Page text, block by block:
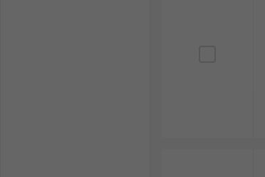
の需要が高まり続けています。適切なケー
ケーブルグランド用RSコン
RSは、日本全国で使用されるケーブルグ
ンドを提供しており、産業用途から革新的